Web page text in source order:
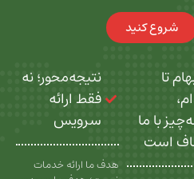
نتیجه‌محور؛ نه
فقط ارائه
سرویس
هدف ما ارائه خدمات